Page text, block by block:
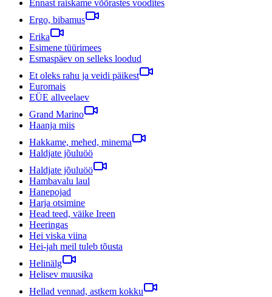
Ennast raiskame võõrastes voodites
Ergo, bibamus
Erika
Esimene tüürimees
Esmaspäev on selleks loodud
Et oleks rahu ja veidi päikest
Euromais
EÜE allveelaev
Grand Marino
Haanja miis
Hakkame, mehed, minema
Haldjate jõuluöö
Haldjate jõuluöö
Hambavalu laul
Hanepojad
Harja otsimine
Head teed, väike Ireen
Heeringas
Hei viska viina
Hei-jah meil tuleb tõusta
Helinälg
Helisev muusika
Hellad vennad, astkem kokku